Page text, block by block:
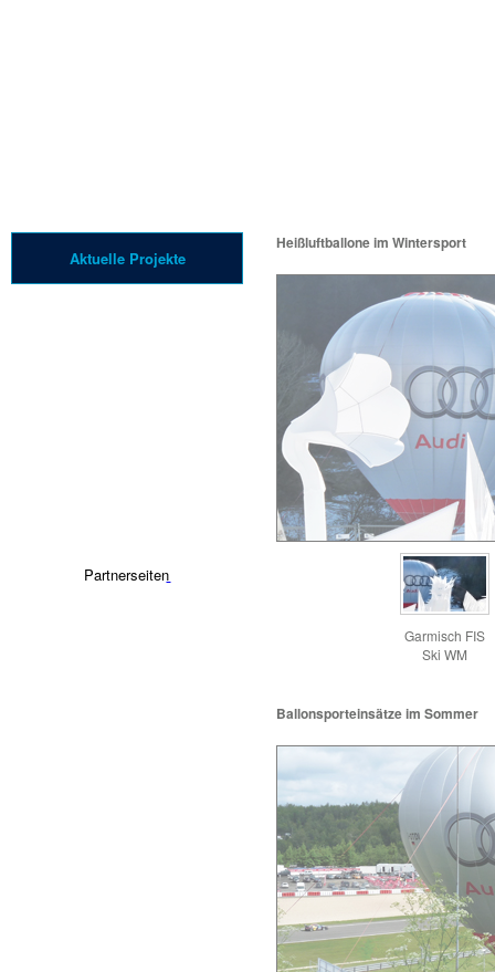
Heißluftballone im Wintersport
Garmisch FIS
Ski WM
Ballonsporteinsätze im Sommer
Aktuelle Projekte
Partnerseiten